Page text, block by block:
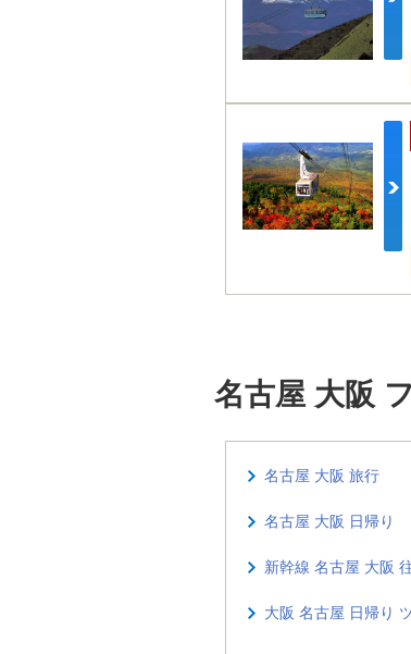
名古屋 大阪
名古屋 大阪 旅行
名古屋 大阪 日帰り
新幹線 名古屋 大阪
大阪 名古屋 日帰り